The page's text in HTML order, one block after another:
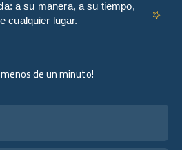
de un minuto!
a su manera, a su tiempo,
cualquier lugar.